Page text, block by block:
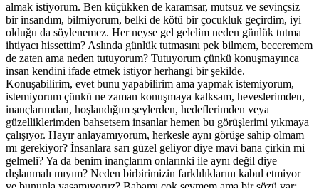
almak istiyorum. Ben küçükken de karamsar, mutsuz ve sevinçsiz
bir insandım, bilmiyorum, belki de kötü bir çocukluk geçirdim, iyi
olduğu da söylenemez. Her neyse gel gelelim neden günlük tutma
ihtiyacı hissettim? Aslında günlük tutmasını pek bilmem, beceremem
de zaten ama neden tutuyorum? Tutuyorum çünkü konuşmayınca
insan kendini ifade etmek istiyor herhangi bir şekilde.
Konuşabilirim, evet bunu yapabilirim ama yapmak istemiyorum,
istemiyorum çünkü ne zaman konuşmaya kalksam, heveslerimden,
inançlarımdan, hoşlandığım şeylerden, hedeflerimden veya
güzelliklerimden bahsetsem insanlar hemen bu görüşlerimi yıkmaya
çalışıyor. Hayır anlayamıyorum, herkesle aynı görüşe sahip olmam
mı gerekiyor? İnsanlara sarı güzel geliyor diye mavi bana çirkin mi
gelmeli? Ya da benim inançlarım onlarınki ile aynı değil diye
dışlanmalı mıyım? Neden birbirimizin farklılıklarını kabul etmiyor